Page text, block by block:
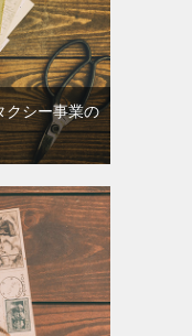
クシー事業の